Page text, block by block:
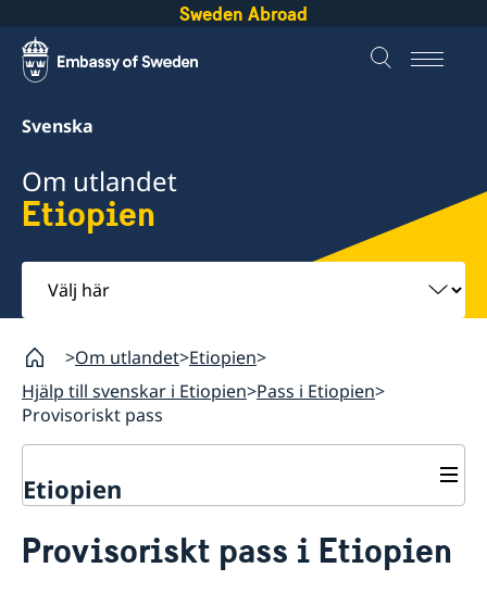
Sweden Abroad
Svenska
Om utlandet
Etiopien
Välj
här
Om utlandet Etiopien
Hjälp till svenskar i Etiopien Pass i Etiopien
Provisoriskt pass
Etiopien
Hjälp till svenskar i Etiopien
Provisoriskt pass i Etiopien